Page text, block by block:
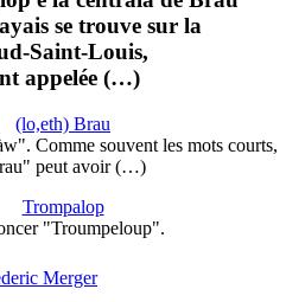
se trouve sur la
Saint-Louis,
appelée (…)
(lo,eth) Brau
Comme souvent les mots courts,
peut avoir (…)
Trompalop
"Troumpeloup".
Merger